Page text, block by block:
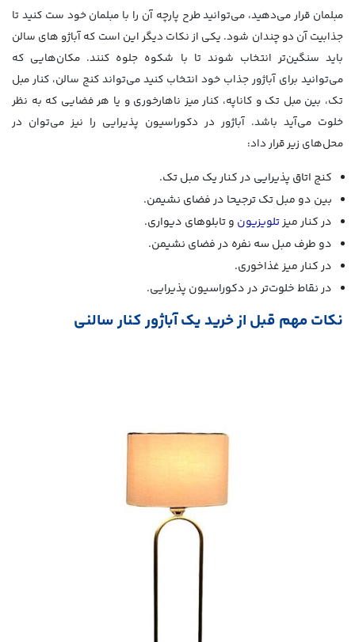
مبلمان قرار می‌دهید، می‌توانید طرح پارچه آن را با مبلمان خود ست کنید تا
جذابیت آن دو چندان شود. یکی از نکات دیگر این است که آباژو های سالن
باید سنگین‌تر انتخاب شوند تا با شکوه جلوه کنند. مکان‌هایی که
می‌توانید برای آباژور جذاب خود انتخاب کنید می‌تواند کنج سالن، کنار مبل
تک، بین مبل تک و کاناپه، کنار میز ناهارخوری و یا هر فضایی که به نظر
خلوت می‌آید باشد. آباژور در دکوراسیون پذیرایی را نیز می‌توان در
محل‌های زیر قرار داد:
کنج اتاق پذیرایی در کنار یک مبل تک.
بین دو مبل تک ترجیحا در فضای نشیمن.
در کنار میزتلویزیون و تابلوهای دیواری.
دو طرف مبل سه نفره در فضای نشیمن.
در کنار میز غذاخوری.
در نقاط خلوت‌تر در دکوراسیون پذیرایی.
نکات مهم قبل از خرید یک آباژور کنار سالنی